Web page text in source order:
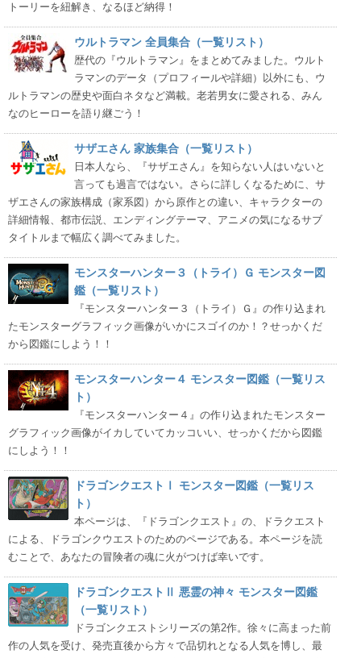
トーリーを紐解き、なるほど納得！
ウルトラマン 全員集合（一覧リスト）
歴代の『ウルトラマン』をまとめてみました。ウルト
ラマンのデータ（プロフィールや詳細）以外にも、ウ
ルトラマンの歴史や面白ネタなど満載。老若男女に愛される、みん
なのヒーローを語り継ごう！
サザエさん 家族集合（一覧リスト）
日本人なら、『サザエさん』を知らない人はいないと
言っても過言ではない。さらに詳しくなるために、サ
ザエさんの家族構成（家系図）から原作との違い、キャラクターの
詳細情報、都市伝説、エンディングテーマ、アニメの気になるサブ
タイトルまで幅広く調べてみました。
モンスターハンター３（トライ）Ｇ モンスター図
鑑（一覧リスト）
『モンスターハンター３（トライ）Ｇ』の作り込まれ
たモンスターグラフィック画像がいかにスゴイのか！？せっかくだ
から図鑑にしよう！！
モンスターハンター４ モンスター図鑑（一覧リス
ト）
『モンスターハンター４』の作り込まれたモンスター
グラフィック画像がイカしていてカッコいい、せっかくだから図鑑
にしよう！！
ドラゴンクエストⅠ モンスター図鑑（一覧リス
ト）
本ページは、『ドラゴンクエスト』の、ドラクエスト
による、ドラゴンクウエストのためのページである。本ページを読
むことで、あなたの冒険者の魂に火がつけば幸いです。
ドラゴンクエストⅡ 悪霊の神々 モンスター図鑑
（一覧リスト）
ドラゴンクエストシリーズの第2作。徐々に高まった前
作の人気を受け、発売直後から方々で品切れとなる人気を博し、最